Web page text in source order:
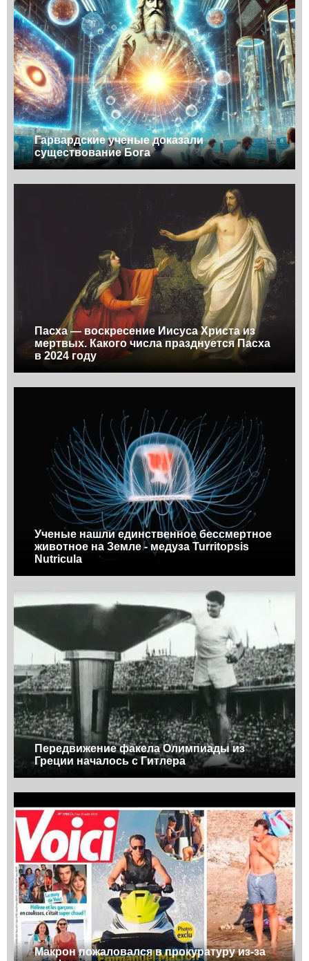
Гарвардские ученые доказали
существование Бога
Пасха — воскресение Иисуса Христа из
мертвых. Какого числа празднуется Пасха
в 2024 году
Ученые нашли единственное бессмертное
животное на Земле - медуза Turritopsis
Nutricula
Передвижение факела Олимпиады из
Греции началось с Гитлера
Макрон пожаловался в прокуратуру из-за